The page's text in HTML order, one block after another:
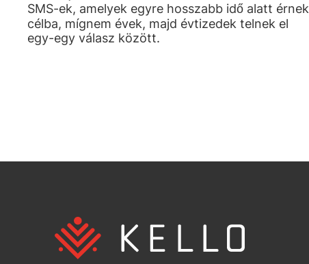
SMS-ek, amelyek egyre hosszabb idő alatt érnek
célba, mígnem évek, majd évtizedek telnek el
egy-egy válasz között.